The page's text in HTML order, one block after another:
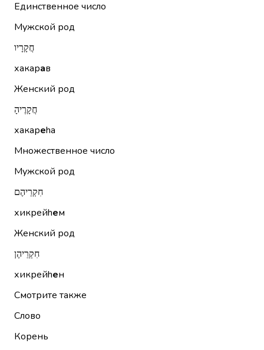
Единственное число
Мужской род
חֲקָרָיו
хакарав
Женский род
חֲקָרֶיהָ
хакареhа
Множественное число
Мужской род
חִקְרֵיהֶם
хикрейhем
Женский род
חִקְרֵיהֶן
хикрейhен
Смотрите также
Слово
Корень